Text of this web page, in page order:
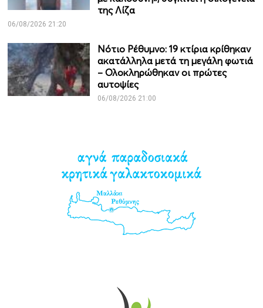
της Λίζα
06/08/2026 21:20
Νότιο Ρέθυμνο: 19 κτίρια κρίθηκαν
ακατάλληλα μετά τη μεγάλη φωτιά
– Ολοκληρώθηκαν οι πρώτες
αυτοψίες
06/08/2026 21:00